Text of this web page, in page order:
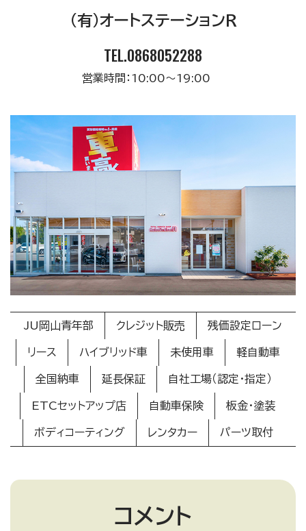
(有)オートステーションＲ
TEL.0868052288
営業時間：10:00〜19:00
JU岡山青年部 クレジット販売 残価設定ローン
リース ハイブリッド車 未使用車 軽自動車
全国納車 延長保証 自社工場（認定・指定）
ETCセットアップ店 自動車保険 板金・塗装
ボディコーティング レンタカー パーツ取付
コメント